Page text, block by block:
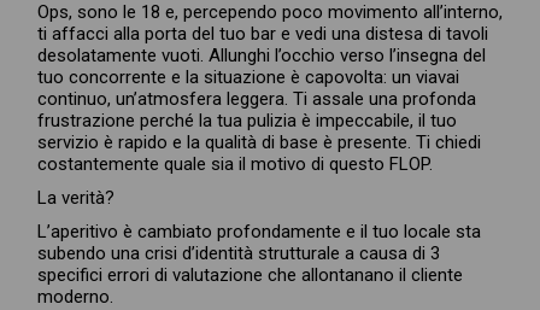
Ops, sono le 18 e, percependo poco movimento all’interno,
ti affacci alla porta del tuo bar e vedi una distesa di tavoli
desolatamente vuoti. Allunghi l’occhio verso l’insegna del
tuo concorrente e la situazione è capovolta: un viavai
continuo, un’atmosfera leggera. Ti assale una profonda
frustrazione perché la tua pulizia è impeccabile, il tuo
servizio è rapido e la qualità di base è presente. Ti chiedi
costantemente quale sia il motivo di questo FLOP.
La verità?
L’aperitivo è cambiato profondamente e il tuo locale sta
subendo una crisi d’identità strutturale a causa di 3
specifici errori di valutazione che allontanano il cliente
moderno.